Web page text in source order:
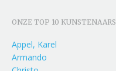
ONZE TOP 10 KUNSTENAARS
Appel, Karel
Armando